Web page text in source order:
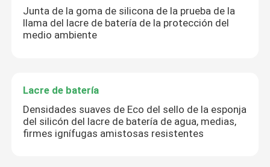
Junta de la goma de silicona de la prueba de la
llama del lacre de batería de la protección del
medio ambiente
Lacre de batería
Densidades suaves de Eco del sello de la esponja
del silicón del lacre de batería de agua, medias,
firmes ignífugas amistosas resistentes